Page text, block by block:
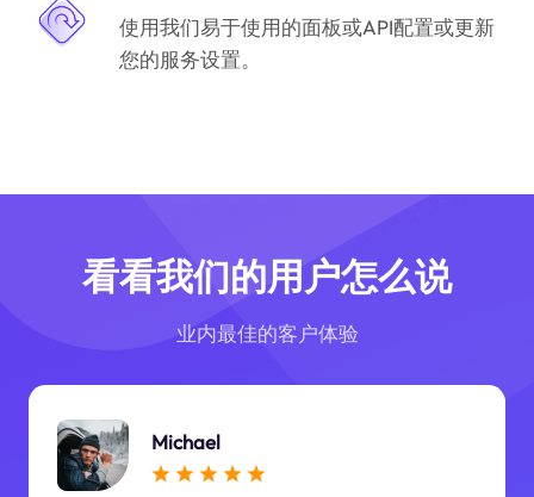
使用我们易于使用的面板或API配置或更新
您的服务设置。
看看我们的用户怎么说
业内最佳的客户体验
Michael